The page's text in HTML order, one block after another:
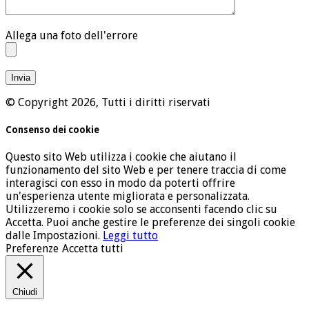
Allega una foto dell'errore
© Copyright 2026, Tutti i diritti riservati
Consenso dei cookie
Questo sito Web utilizza i cookie che aiutano il
funzionamento del sito Web e per tenere traccia di come
interagisci con esso in modo da poterti offrire
un'esperienza utente migliorata e personalizzata.
Utilizzeremo i cookie solo se acconsenti facendo clic su
Accetta. Puoi anche gestire le preferenze dei singoli cookie
dalle Impostazioni. Leggi tutto
Preferenze Accetta tutti
Chiudi